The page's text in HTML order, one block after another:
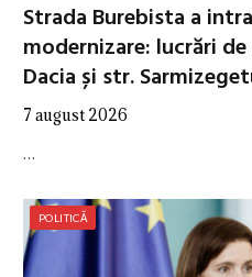
Strada Burebista a
modernizare: lucrări
Dacia și str.
7 august 2026
…
POLITICĂ